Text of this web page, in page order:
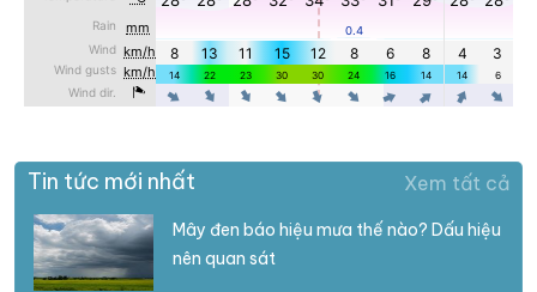
Tin tức mới nhất Xem tất cả
Mây đen báo hiệu mưa thế nào? Dấu hiệu
nên quan sát